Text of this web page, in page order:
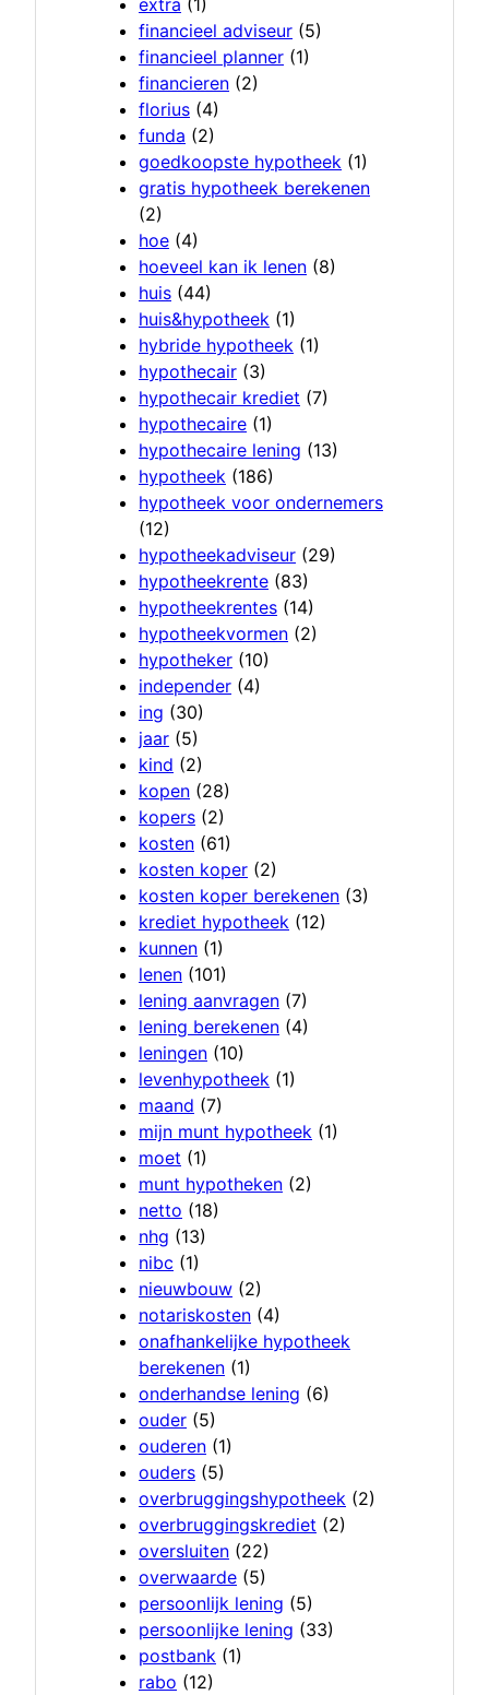
extra (1)
financieel adviseur (5)
financieel planner (1)
financieren (2)
florius (4)
funda (2)
goedkoopste hypotheek (1)
gratis hypotheek berekenen
(2)
hoe (4)
hoeveel kan ik lenen (8)
huis (44)
huis&hypotheek (1)
hybride hypotheek (1)
hypothecair (3)
hypothecair krediet (7)
hypothecaire (1)
hypothecaire lening (13)
hypotheek (186)
hypotheek voor ondernemers
(12)
hypotheekadviseur (29)
hypotheekrente (83)
hypotheekrentes (14)
hypotheekvormen (2)
hypotheker (10)
independer (4)
ing (30)
jaar (5)
kind (2)
kopen (28)
kopers (2)
kosten (61)
kosten koper (2)
kosten koper berekenen (3)
krediet hypotheek (12)
kunnen (1)
lenen (101)
lening aanvragen (7)
lening berekenen (4)
leningen (10)
levenhypotheek (1)
maand (7)
mijn munt hypotheek (1)
moet (1)
munt hypotheken (2)
netto (18)
nhg (13)
nibc (1)
nieuwbouw (2)
notariskosten (4)
onafhankelijke hypotheek
berekenen (1)
onderhandse lening (6)
ouder (5)
ouderen (1)
ouders (5)
overbruggingshypotheek (2)
overbruggingskrediet (2)
oversluiten (22)
overwaarde (5)
persoonlijk lening (5)
persoonlijke lening (33)
postbank (1)
rabo (12)